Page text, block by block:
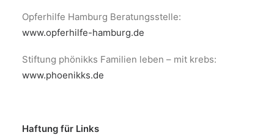
Opferhilfe Hamburg Beratungsstelle:
www.opferhilfe-hamburg.de
Stiftung phönikks Familien leben – mit krebs:
www.phoenikks.de
Haftung für Links